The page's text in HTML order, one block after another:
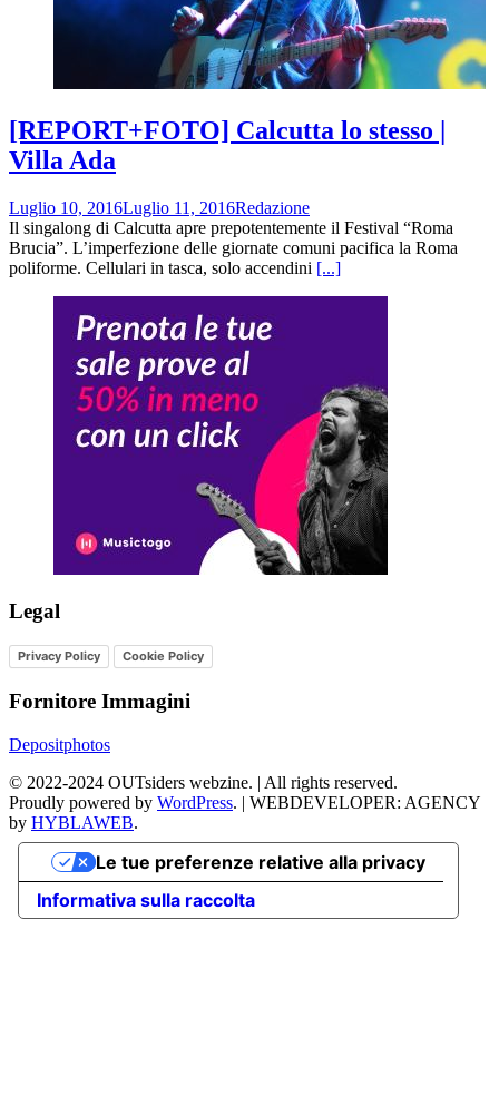
[REPORT+FOTO] Calcutta lo stesso |
Villa Ada
Luglio 10, 2016Luglio 11, 2016Redazione
Il singalong di Calcutta apre prepotentemente il Festival “Roma
Brucia”. L’imperfezione delle giornate comuni pacifica la Roma
poliforme. Cellulari in tasca, solo accendini [...]
Legal
Privacy Policy Cookie Policy
Fornitore Immagini
Depositphotos
© 2022-2024 OUTsiders webzine. | All rights reserved.
Proudly powered by WordPress. | WEBDEVELOPER: AGENCY
by HYBLAWEB.
Informativa sulla raccolta
Le tue preferenze relative alla privacy